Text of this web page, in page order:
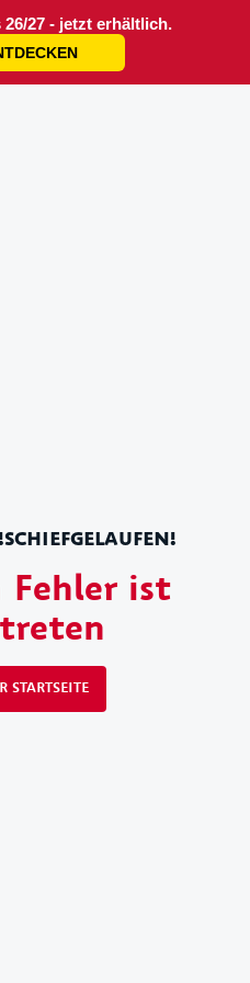
27 - jetzt erhältlich.
Fehler ist
STARTSEITE